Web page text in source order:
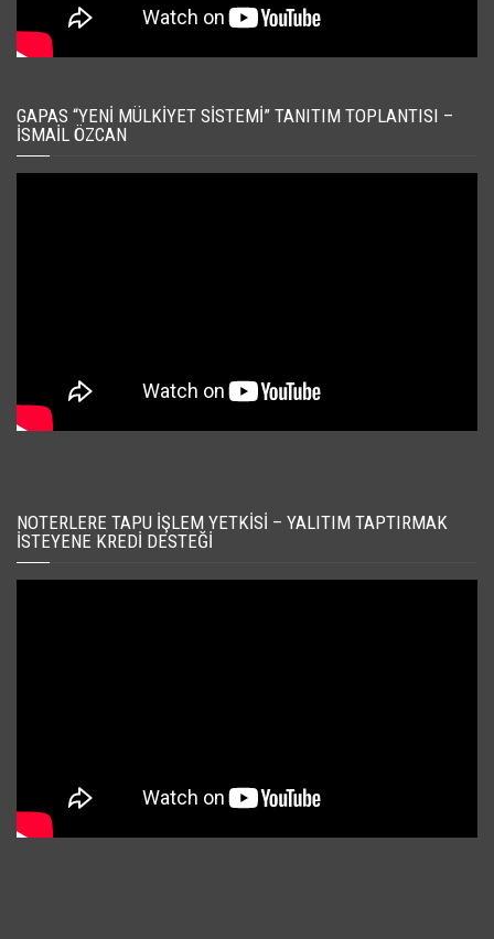
GAPAS “YENI MÜLKIYET SISTEMI” TANITIM TOPLANTISI –
İSMAIL ÖZCAN
NOTERLERE TAPU İŞLEM YETKISI – YALITIM TAPTIRMAK
İSTEYENE KREDI DESTEĞI